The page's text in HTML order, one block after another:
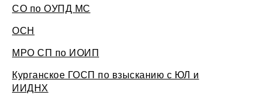
СО по ОУПД МС
ОСН
МРО СП по ИОИП
Курганское ГОСП по взысканию с ЮЛ и
ИИДНХ